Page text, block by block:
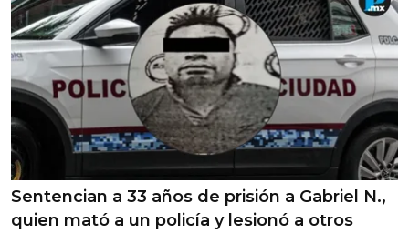
Sentencian a 33 años de prisión a Gabriel N.,
quien mató a un policía y lesionó a otros